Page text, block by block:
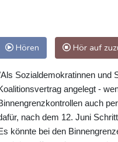
Hören Hör auf
Sozialdemokratinnen und
angelegt -
auch
nach dem 12. Juni
könnte bei den